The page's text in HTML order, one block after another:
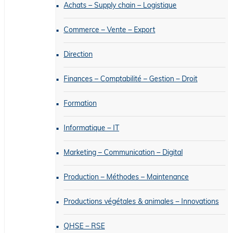
Achats – Supply chain – Logistique
Commerce – Vente – Export
Direction
Finances – Comptabilité – Gestion – Droit
Formation
Informatique – IT
Marketing – Communication – Digital
Production – Méthodes – Maintenance
Productions végétales & animales – Innovations
QHSE – RSE